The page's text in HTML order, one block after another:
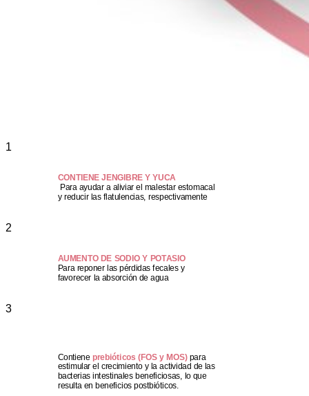
1
CONTIENE JENGIBRE Y YUCA
Para ayudar a aliviar el malestar estomacal
y reducir las flatulencias, respectivamente
2
AUMENTO DE SODIO Y POTASIO
Para reponer las pérdidas fecales y
favorecer la absorción de agua
3
Contiene prebióticos (FOS y MOS)para
estimular el crecimiento y la actividad de las
bacterias intestinales beneficiosas, lo que
resulta en beneficios postbióticos.